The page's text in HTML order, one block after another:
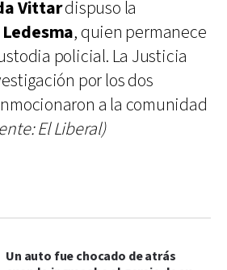
Vittardispuso la
, quien permanece
policial. La Justicia
por los dos
a la comunidad
El Liberal)
Un auto fue chocado de atrás